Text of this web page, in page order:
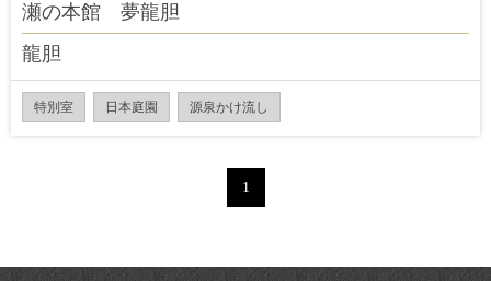
瀬の本館 夢龍胆
龍胆
特別室 日本庭園 源泉かけ流し
1